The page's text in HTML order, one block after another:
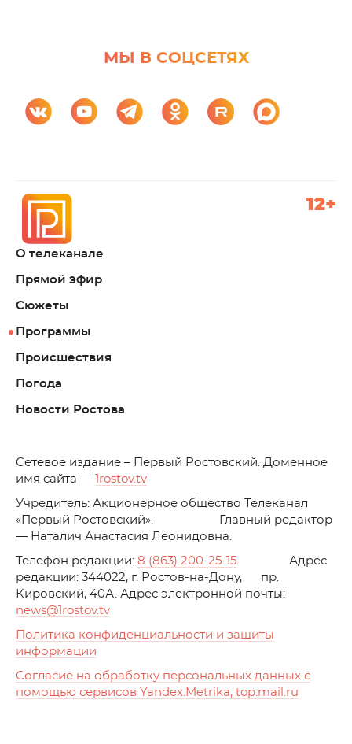
МЫ В СОЦСЕТЯХ
О телеканале
Прямой эфир
Сюжеты
Программы
Происшествия
Погода
Новости Ростова
12+
Cетевое издание – Первый Ростовский. Доменное
имя сайта —
1rostov.tv
Учредитель: Акционерное общество Телеканал
«Первый Ростовский». Главный редактор
— Наталич Анастасия Леонидовна.
Телефон редакции: 8 (863) 200-25-15. Адрес
редакции: 344022, г. Ростов-на-Дону, пр.
Кировский, 40А. Адрес электронной почты:
news@1rostov.tv
Политика конфиденциальности и защиты
информации
Согласие на обработку персональных данных с
помощью сервисов Yandex.Metrika, top.mail.ru